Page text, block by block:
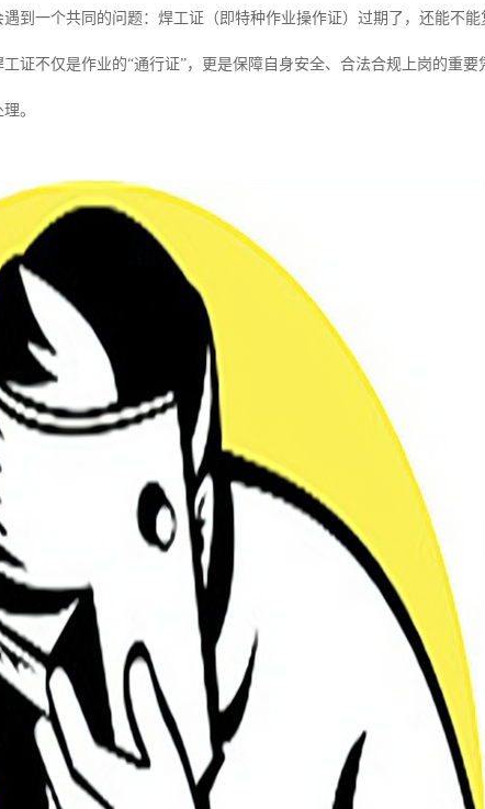
到一个共同的问题：焊工证（即特种作业操作证）过期了，还能不
证不仅是作业的“通行证”，更是保障自身安全、合法合规上岗的重要
。